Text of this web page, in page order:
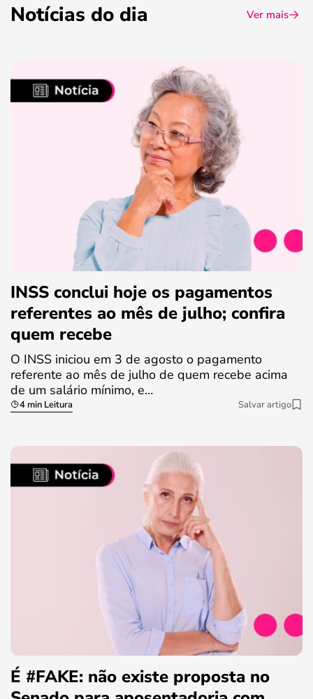
Notícias do dia Ver mais
INSS conclui hoje os pagamentos
referentes ao mês de julho; confira
quem recebe
O INSS iniciou em 3 de agosto o pagamento
referente ao mês de julho de quem recebe acima
de um salário mínimo, e…
4 min Leitura Salvar artigo
É #FAKE: não existe proposta no